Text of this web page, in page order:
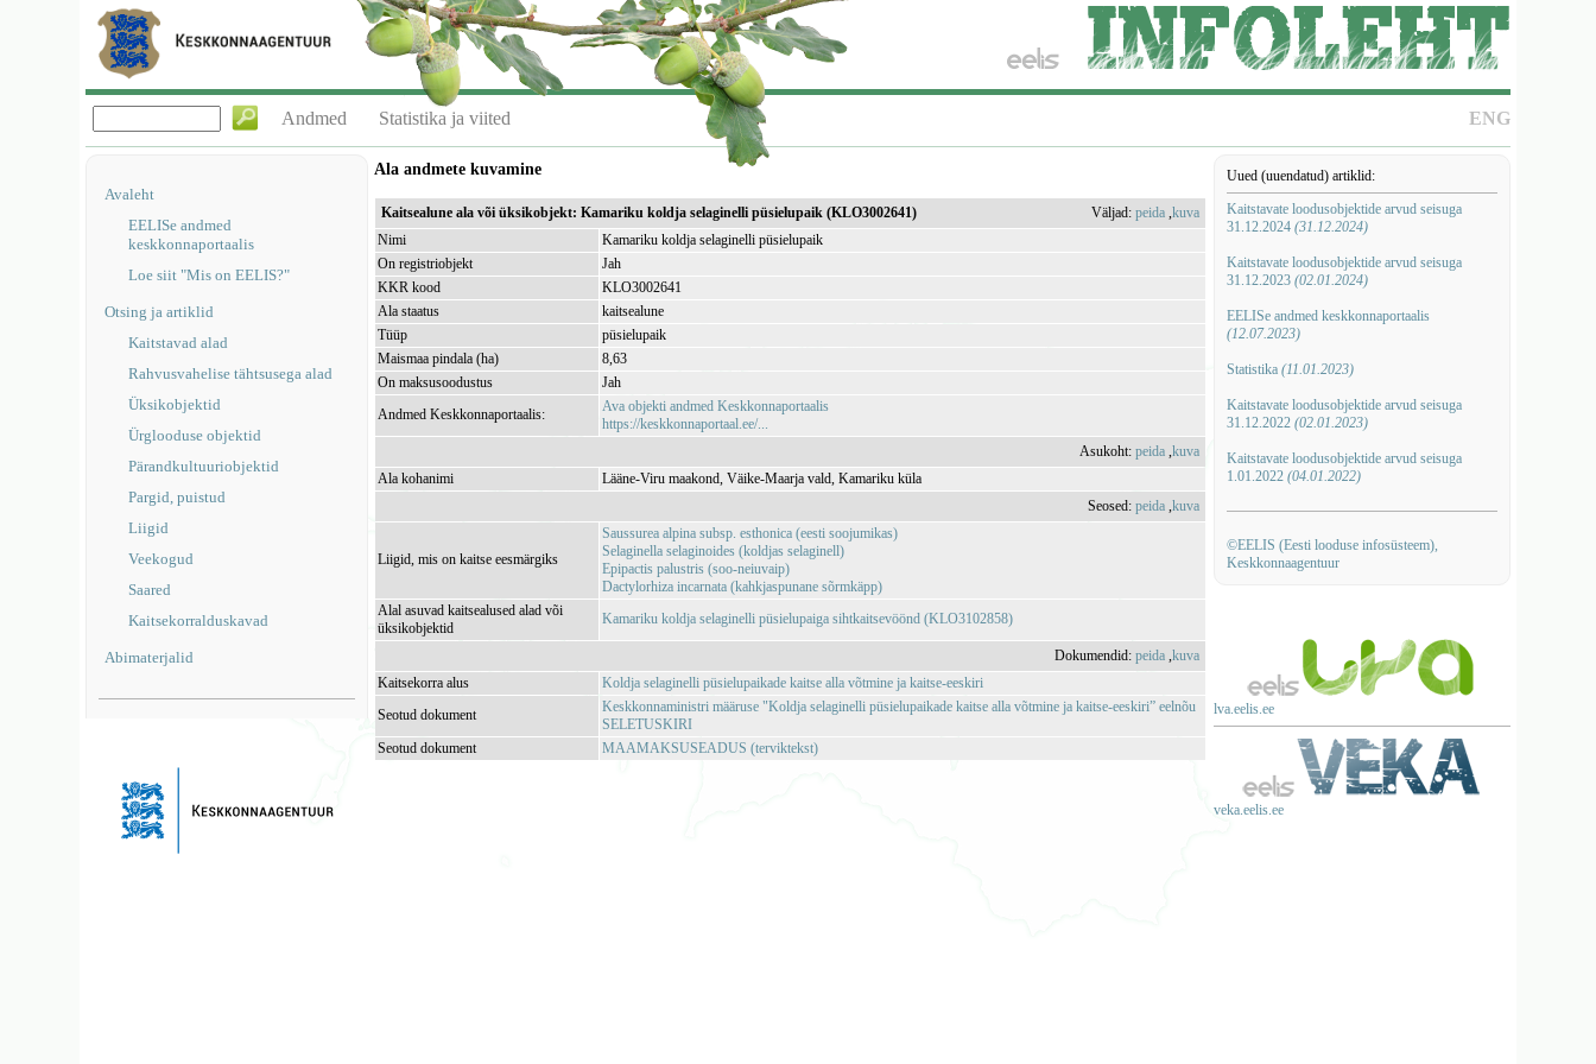
ENG
Andmed Statistika ja viited
Avaleht
EELISe andmed
keskkonnaportaalis
Loe siit "Mis on EELIS?"
Otsing ja artiklid
Kaitstavad alad
Rahvusvahelise tähtsusega alad
Üksikobjektid
Ürglooduse objektid
Pärandkultuuriobjektid
Pargid, puistud
Liigid
Veekogud
Saared
Kaitsekorralduskavad
Abimaterjalid
Uued (uuendatud) artiklid:
Kaitstavate loodusobjektide arvud seisuga
31.12.2024 (31.12.2024)
Kaitstavate loodusobjektide arvud seisuga
31.12.2023 (02.01.2024)
EELISe andmed keskkonnaportaalis
(12.07.2023)
Statistika (11.01.2023)
Kaitstavate loodusobjektide arvud seisuga
31.12.2022 (02.01.2023)
Kaitstavate loodusobjektide arvud seisuga
1.01.2022 (04.01.2022)
©EELIS (Eesti looduse infosüsteem),
Keskkonnaagentuur
lva.eelis.ee
veka.eelis.ee
Ala andmete kuvamine
Kaitsealune ala või üksikobjekt: Kamariku koldja selaginelli püsielupaik (KLO3002641) Väljad:peida ,kuva
Nimi
Kamariku koldja selaginelli püsielupaik
On registriobjekt
Jah
KKR kood
KLO3002641
Ala staatus
kaitsealune
Tüüp
püsielupaik
Maismaa pindala (ha)
8,63
On maksusoodustus
Jah
Andmed Keskkonnaportaalis:
Ava objekti andmed Keskkonnaportaalis
https://keskkonnaportaal.ee/...
Asukoht:peida ,kuva
Ala kohanimi
Lääne-Viru maakond, Väike-Maarja vald, Kamariku küla
Seosed:peida ,kuva
Liigid, mis on kaitse eesmärgiks
Saussurea alpina subsp. esthonica (eesti soojumikas)
Selaginella selaginoides (koldjas selaginell)
Epipactis palustris (soo-neiuvaip)
Dactylorhiza incarnata (kahkjaspunane sõrmkäpp)
Alal asuvad kaitsealused alad või
üksikobjektid
Kamariku koldja selaginelli püsielupaiga sihtkaitsevöönd (KLO3102858)
Dokumendid:peida ,kuva
Kaitsekorra alus
Koldja selaginelli püsielupaikade kaitse alla võtmine ja kaitse-eeskiri
Seotud dokument
Keskkonnaministri määruse "Koldja selaginelli püsielupaikade kaitse alla võtmine ja kaitse-eeskiriˮ eelnõu
SELETUSKIRI
Seotud dokument
MAAMAKSUSEADUS (terviktekst)